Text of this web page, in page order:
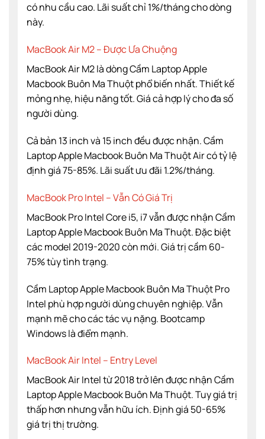
có nhu cầu cao. Lãi suất chỉ 1%/tháng cho dòng
này.
MacBook Air M2 – Được Ưa Chuộng
MacBook Air M2 là dòng Cầm Laptop Apple
Macbook Buôn Ma Thuột phổ biến nhất. Thiết kế
mỏng nhẹ, hiệu năng tốt. Giá cả hợp lý cho đa số
người dùng.
Cả bản 13 inch và 15 inch đều được nhận. Cầm
Laptop Apple Macbook Buôn Ma Thuột Air có tỷ lệ
định giá 75-85%. Lãi suất ưu đãi 1.2%/tháng.
MacBook Pro Intel – Vẫn Có Giá Trị
MacBook Pro Intel Core i5, i7 vẫn được nhận Cầm
Laptop Apple Macbook Buôn Ma Thuột. Đặc biệt
các model 2019-2020 còn mới. Giá trị cầm 60-
75% tùy tình trạng.
Cầm Laptop Apple Macbook Buôn Ma Thuột Pro
Intel phù hợp người dùng chuyên nghiệp. Vẫn
mạnh mẽ cho các tác vụ nặng. Bootcamp
Windows là điểm mạnh.
MacBook Air Intel – Entry Level
MacBook Air Intel từ 2018 trở lên được nhận Cầm
Laptop Apple Macbook Buôn Ma Thuột. Tuy giá trị
thấp hơn nhưng vẫn hữu ích. Định giá 50-65%
giá trị thị trường.